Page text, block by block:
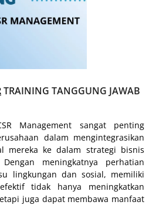
TRAINING TANGGUNG JAWAB
Management sangat penting
dalam mengintegrasikan
mereka ke dalam strategi bisnis
meningkatnya perhatian
lingkungan dan sosial, memiliki
tidak hanya meningkatkan
juga dapat membawa manfaat